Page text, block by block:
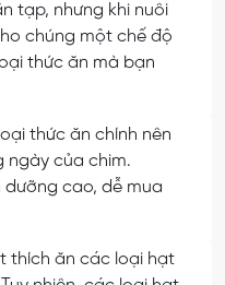
tạp, nhưng khi nuôi
chúng một chế độ
thức ăn mà bạn
thức ăn chính nên
ngày của chim.
dưỡng cao, dễ mua
thích ăn các loại hạt